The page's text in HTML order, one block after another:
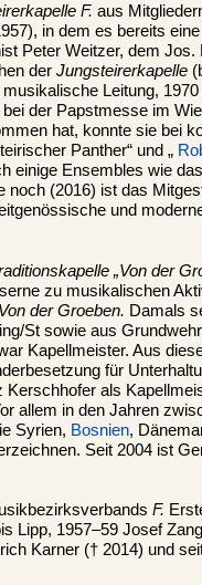
F. aus
in dem es bereits
Peter Weitzer, dem Jos.
der Jungsteirerkapelle
Leitung,
der Papstmesse im
hat, konnte sie bei
Panther“ und „
einige Ensembles wie
noch (2016) ist das
und
„Von der
zu musikalischen
der Groeben. Damals
St sowie aus
Kapellmeister. Aus
für
als
allem in den Jahren
Syrien, Bosnien,
Seit 2004 ist
F.
Lipp, 1957–59 Josef
Karner († 2014) und